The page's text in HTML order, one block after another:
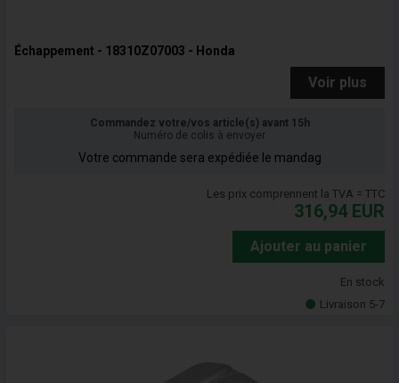
Échappement - 18310Z07003 - Honda
Voir plus
Commandez votre/vos article(s) avant 15h
Numéro de colis à envoyer
Votre commande sera expédiée le mandag
Les prix comprennent la TVA = TTC
316,94 EUR
Ajouter au panier
En stock
Livraison 5-7